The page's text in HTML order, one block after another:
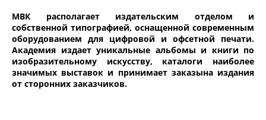
МВК располагает издательским отделом и
собственной типографией, оснащенной современным
оборудованием для цифровой и офсетной печати.
Академия издает уникальные альбомы и книги по
изобразительному искусству, каталоги наиболее
значимых выставок и принимает заказына издания
от сторонних заказчиков.